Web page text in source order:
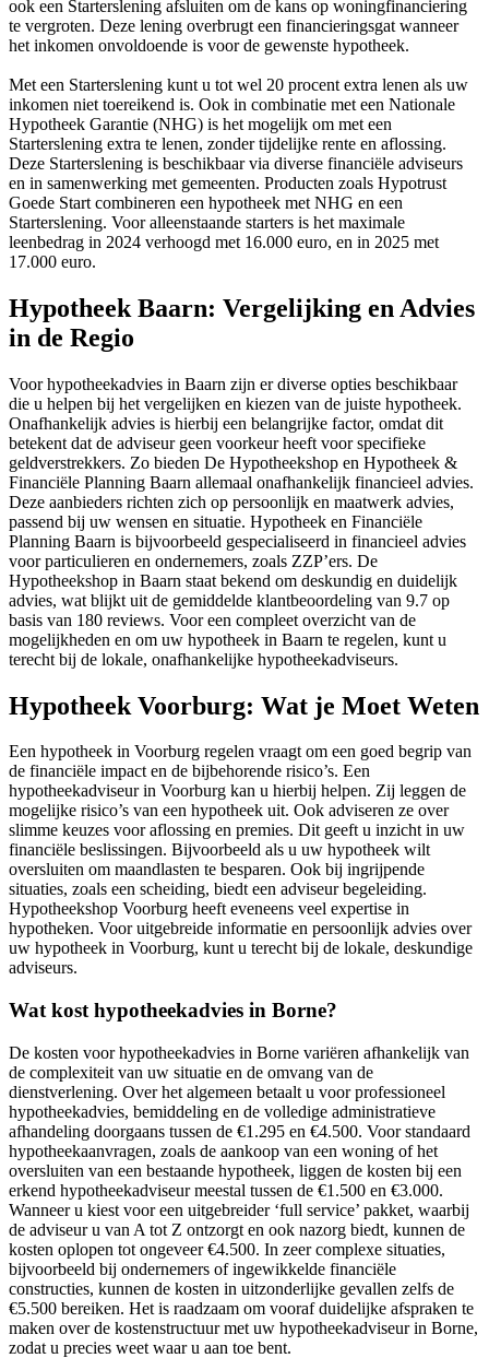
ook een Starterslening afsluiten om de kans op woningfinanciering
te vergroten. Deze lening overbrugt een financieringsgat wanneer
het inkomen onvoldoende is voor de gewenste hypotheek.
Met een Starterslening kunt u tot wel 20 procent extra lenen als uw
inkomen niet toereikend is. Ook in combinatie met een Nationale
Hypotheek Garantie (NHG) is het mogelijk om met een
Starterslening extra te lenen, zonder tijdelijke rente en aflossing.
Deze Starterslening is beschikbaar via diverse financiële adviseurs
en in samenwerking met gemeenten. Producten zoals Hypotrust
Goede Start combineren een hypotheek met NHG en een
Starterslening. Voor alleenstaande starters is het maximale
leenbedrag in 2024 verhoogd met 16.000 euro, en in 2025 met
17.000 euro.
Hypotheek Baarn: Vergelijking en Advies
in de Regio
Voor hypotheekadvies in Baarn zijn er diverse opties beschikbaar
die u helpen bij het vergelijken en kiezen van de juiste hypotheek.
Onafhankelijk advies is hierbij een belangrijke factor, omdat dit
betekent dat de adviseur geen voorkeur heeft voor specifieke
geldverstrekkers. Zo bieden De Hypotheekshop en Hypotheek &
Financiële Planning Baarn allemaal onafhankelijk financieel advies.
Deze aanbieders richten zich op persoonlijk en maatwerk advies,
passend bij uw wensen en situatie. Hypotheek en Financiële
Planning Baarn is bijvoorbeeld gespecialiseerd in financieel advies
voor particulieren en ondernemers, zoals ZZP’ers. De
Hypotheekshop in Baarn staat bekend om deskundig en duidelijk
advies, wat blijkt uit de gemiddelde klantbeoordeling van 9.7 op
basis van 180 reviews. Voor een compleet overzicht van de
mogelijkheden en om uw hypotheek in Baarn te regelen, kunt u
terecht bij de lokale, onafhankelijke hypotheekadviseurs.
Hypotheek Voorburg: Wat je Moet Weten
Een hypotheek in Voorburg regelen vraagt om een goed begrip van
de financiële impact en de bijbehorende risico’s. Een
hypotheekadviseur in Voorburg kan u hierbij helpen. Zij leggen de
mogelijke risico’s van een hypotheek uit. Ook adviseren ze over
slimme keuzes voor aflossing en premies. Dit geeft u inzicht in uw
financiële beslissingen. Bijvoorbeeld als u uw hypotheek wilt
oversluiten om maandlasten te besparen. Ook bij ingrijpende
situaties, zoals een scheiding, biedt een adviseur begeleiding.
Hypotheekshop Voorburg heeft eveneens veel expertise in
hypotheken. Voor uitgebreide informatie en persoonlijk advies over
uw hypotheek in Voorburg, kunt u terecht bij de lokale, deskundige
adviseurs.
Wat kost hypotheekadvies in Borne?
De kosten voor hypotheekadvies in Borne variëren afhankelijk van
de complexiteit van uw situatie en de omvang van de
dienstverlening. Over het algemeen betaalt u voor professioneel
hypotheekadvies, bemiddeling en de volledige administratieve
afhandeling doorgaans tussen de €1.295 en €4.500. Voor standaard
hypotheekaanvragen, zoals de aankoop van een woning of het
oversluiten van een bestaande hypotheek, liggen de kosten bij een
erkend hypotheekadviseur meestal tussen de €1.500 en €3.000.
Wanneer u kiest voor een uitgebreider ‘full service’ pakket, waarbij
de adviseur u van A tot Z ontzorgt en ook nazorg biedt, kunnen de
kosten oplopen tot ongeveer €4.500. In zeer complexe situaties,
bijvoorbeeld bij ondernemers of ingewikkelde financiële
constructies, kunnen de kosten in uitzonderlijke gevallen zelfs de
€5.500 bereiken. Het is raadzaam om vooraf duidelijke afspraken te
maken over de kostenstructuur met uw hypotheekadviseur in Borne,
zodat u precies weet waar u aan toe bent.